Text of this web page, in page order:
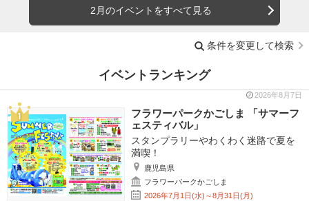
2月のイベントをすべて見る
条件を変更して検索
イベントランキング
2026年8月7日
フラワーパークかごしま 「サマーフ
ェスティバル」
スタンプラリーやわくわく迷路で夏を
満喫！
鹿児島県
フラワーパークかごしま
2026年7月1日(水)～8月31日(月)